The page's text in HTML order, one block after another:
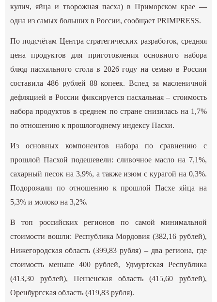
кулич, яйца и творожная пасха) в Приморском крае —
одна из самых больших в России, сообщает PRIMPRESS.
По подсчётам Центра стратегических разработок, средняя
цена продуктов для приготовления основного набора
блюд пасхального стола в 2026 году на семью в России
составила 486 рублей 88 копеек. Вслед за масленичной
дефляцией в России фиксируется пасхальная – стоимость
набора продуктов в среднем по стране снизилась на 1,7%
по отношению к прошлогоднему индексу Пасхи.
Из основных компонентов набора по сравнению с
прошлой Пасхой подешевели: сливочное масло на 7,1%,
сахарный песок на 3,9%, а также изюм с курагой на 0,3%.
Подорожали по отношению к прошлой Пасхе яйца на
5,3% и молоко на 3,2%.
В топ российских регионов по самой минимальной
стоимости вошли: Республика Мордовия (382,16 рублей),
Нижегородская область (399,83 рубля) – два региона, где
стоимость меньше 400 рублей, Удмуртская Республика
(413,30 рублей), Пензенская область (415,60 рублей),
Оренбургская область (419,83 рубля).